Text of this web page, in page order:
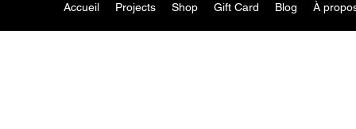
Accueil Projects Shop Gift Card Blog À